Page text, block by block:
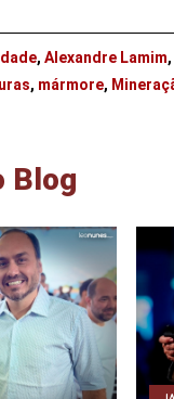
, Alexandre Lamim,
, mármore,
Blog